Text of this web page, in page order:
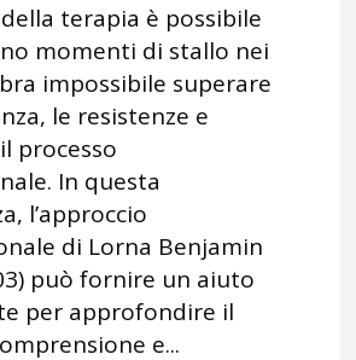
terapia è possibile
momenti di stallo nei
impossibile superare
le resistenze e
processo
In questa
l’approccio
di Lorna Benjamin
può fornire un aiuto
per approfondire il
e...